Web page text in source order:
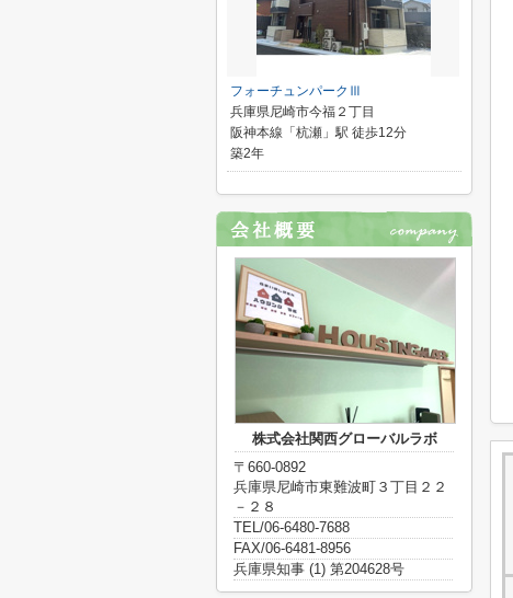
フォーチュンパークⅢ
兵庫県尼崎市今福２丁目
阪神本線「杭瀬」駅 徒歩12分
築2年
株式会社関西グローバルラボ
〒660-0892
兵庫県尼崎市東難波町３丁目２２
－２８
TEL/06-6480-7688
FAX/06-6481-8956
兵庫県知事 (1) 第204628号